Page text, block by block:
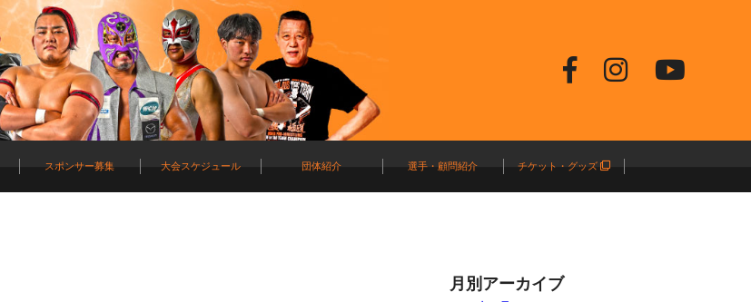
スポンサー募集 大会スケジュール 団体紹介 選手・顧問紹介 チケット・グッズ
月別アーカイブ